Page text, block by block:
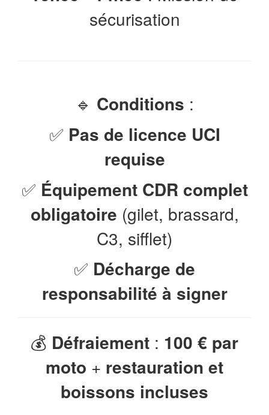
sécurisation
🔹 Conditions :
✅ Pas de licence UCI
requise
✅ Équipement CDR complet
obligatoire (gilet, brassard,
C3, sifflet)
✅ Décharge de
responsabilité à signer
💰 Défraiement : 100 € par
moto + restauration et
boissons incluses